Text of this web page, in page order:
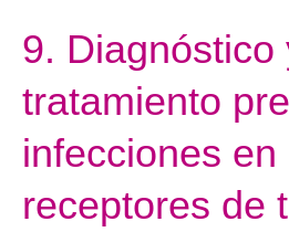
9. Diagnóstico
tratamiento
infecciones en
receptores de
9.
Diagnóstico
y
precoz
las